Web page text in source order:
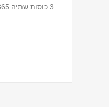
3 כוסות שתיה 365 מ"ל עם עיטור Organic מבית Cerve